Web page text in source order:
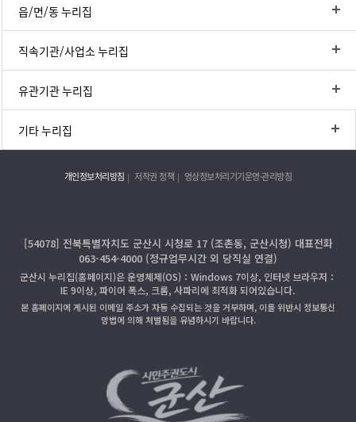
읍/면/동 누리집
직속기관/사업소 누리집
유관기관 누리집
기타 누리집
개인정보처리방침 저작권 정책 영상정보처리기기운영·관리방침
[54078] 전북특별자치도 군산시 시청로 17 (조촌동, 군산시청) 대표전화
063-454-4000 (정규업무시간 외 당직실 연결)
군산시 누리집(홈페이지)은 운영체제(OS)：Windows 7이상, 인터넷 브라우저：
IE 9이상, 파이어 폭스, 크롬, 사파리에 최적화 되어있습니다.
본 홈페이지에 게시된 이메일 주소가 자동 수집되는 것을 거부하며, 이를 위반시 정보통신
망법에 의해 처벌됨을 유념하시기 바랍니다.